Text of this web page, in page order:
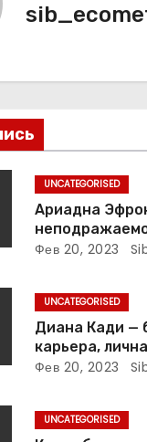
UNCATEGORISED
Ариадна
вокзальное
оценочно-
известной
поэтессы
Фев 20, 2023
UNCATEGORISED
Диана Кади —
карьера,
актуальная
Фев 20, 2023
UNCATEGORISED